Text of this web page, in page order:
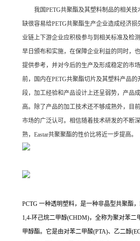
我国PETG共聚酯及其塑料制品的相关技
缺很容易给PETG共聚酯生产企业造成经济损
业链上下游企业应积极参与到相关标准及检
早日颁布和实施，在保障企业利益的同时，
提供参考，并对今后的生产及形成稳定的市
前，国内在PETG共聚酯切片及其塑料产品
段，加工经验和产品设计上还呈弱势，产品
高。除了产品的加工技术还不够成熟外，目
市场的广泛认可。相信随着技术研发的不断
熟，Eastar共聚聚酯的性价比将近一步提高。
PCTG 一种透明塑料，是一种非晶型共聚酯
1,4-环己烷二甲醇(CHDM)，全称为聚对苯二
甲醇酯。它是由对苯二甲酸(PTA)、乙二醇